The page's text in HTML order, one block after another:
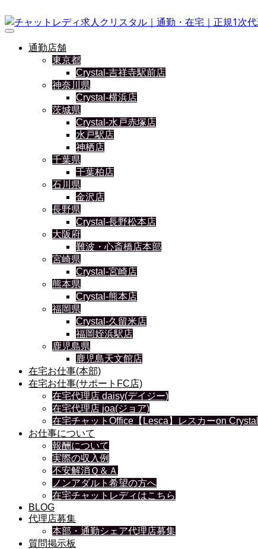
通勤店舗
東京都
Crystal-吉祥寺駅前店
神奈川県
Crystal-横浜店
茨城県
Crystal-水戸赤塚店
水戸駅店
神栖店
千葉県
千葉柏店
石川県
金沢店
長野県
Crystal-長野松本店
大阪府
難波・心斎橋店本部
宮崎県
Crystal-宮崎店
熊本県
Crystal-熊本店
福岡県
Crystal-久留米店
福岡姪浜駅店
鹿児島県
鹿児島天文館店
在宅お仕事(本部)
在宅お仕事(サポートFC店)
在宅代理店 daisy(デイジー)
在宅代理店 joa(ジョア)
在宅チャットOffice【Lesca】レスカーon Crystal
お仕事について
報酬について
実際の収入例
不安解消Ｑ＆Ａ
ノンアダルト希望の方へ
在宅チャットレディはこちら
BLOG
代理店募集
本部・通勤シェア代理店募集
質問掲示板